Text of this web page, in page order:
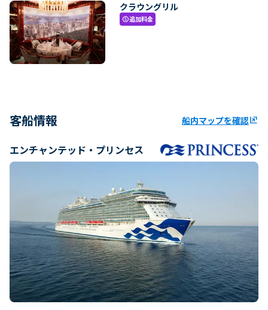
クラウングリル
paid追加料金
客船情報 船内マップを確認ungroup
エンチャンテッド・プリンセス